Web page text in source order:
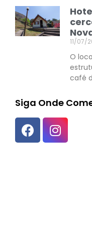
11/07/
O
café
Siga Onde